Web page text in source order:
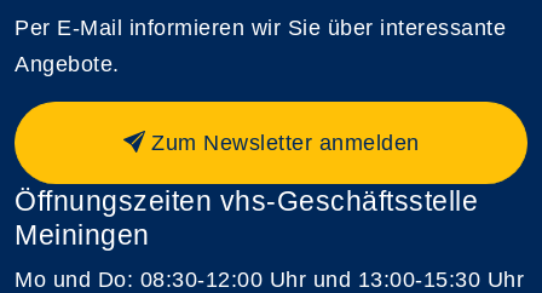
Per E-Mail informieren wir Sie über interessante
Angebote.
Zum Newsletter anmelden
Öffnungszeiten vhs-Geschäftsstelle
Meiningen
Mo und Do: 08:30-12:00 Uhr und 13:00-15:30 Uhr